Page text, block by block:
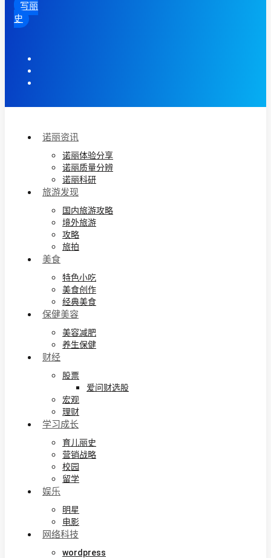
写丽
史
诺丽资讯
诺丽体验分享
诺丽质量分辨
诺丽科研
旅游发现
国内旅游攻略
境外旅游
攻略
旅拍
美食
特色小吃
美食创作
经典美食
保健美容
美容减肥
养生保健
财经
股票
爱问财选股
宏观
理财
学习成长
育儿丽史
营销战略
校园
留学
娱乐
明星
电影
网络科技
wordpress